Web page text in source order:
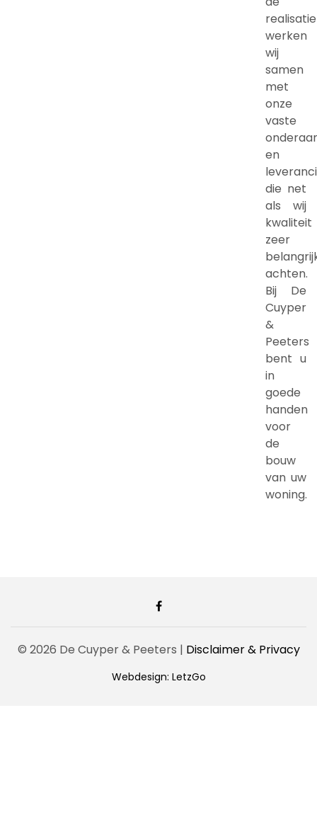
realisatie
werken
wij
samen
met
onze
vaste
en
die net
als wij
kwaliteit
zeer
achten.
Bij De
Cuyper
&
Peeters
bent u
in
goede
handen
voor
de
bouw
van uw
woning.
© 2026 De Cuyper & Peeters | Disclaimer & Privacy
Webdesign: LetzGo